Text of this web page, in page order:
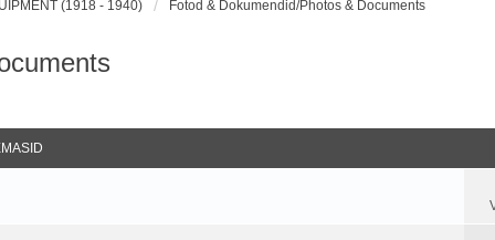
(1918 - 1940) Fotod & Dokumendid/Photos & Documents